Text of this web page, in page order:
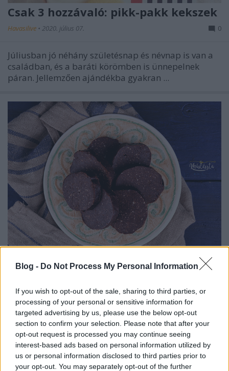
Blog - Do Not Process My Personal Information
If you wish to opt-out of the sale, sharing to third parties, or
processing of your personal or sensitive information for
targeted advertising by us, please use the below opt-out
section to confirm your selection. Please note that after your
opt-out request is processed you may continue seeing
interest-based ads based on personal information utilized by
us or personal information disclosed to third parties prior to
your opt-out. You may separately opt-out of the further
Csak 3 hozzávaló: pikk-pakk kekszek
Havasilive • 2020. július 07. 0
Júliusban jó néhány születésnap és névnap is van a
családban, és a baráti körömben is ünnepelnek
páran. Jellemzően ajándékba gyakran ...
Keksz szalámi - a kicsik kedvence
Először úgy gondoltam, hogy cseppet túlzásba
vittem a mennyiséget - hiszen három hosszú csokis
rúd lett a megadott hozzávalókból -, de aztán ...